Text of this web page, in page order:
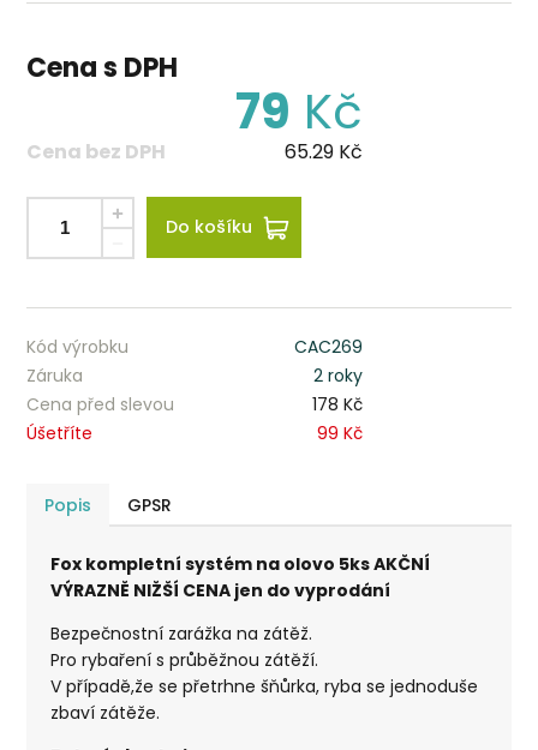
Cena s DPH
79 Kč
Cena bez DPH 65.29 Kč
Do košíku
Kód výrobku
CAC269
Záruka
2 roky
Cena před slevou
178 Kč
Úšetříte
99 Kč
Popis GPSR
Fox kompletní systém na olovo 5ks AKČNÍ
VÝRAZNĚ NIŽŠÍ CENA jen do vyprodání
Bezpečnostní zarážka na zátěž.
Pro rybaření s průběžnou zátěží.
V případě,že se přetrhne šňůrka, ryba se jednoduše
zbaví zátěže.